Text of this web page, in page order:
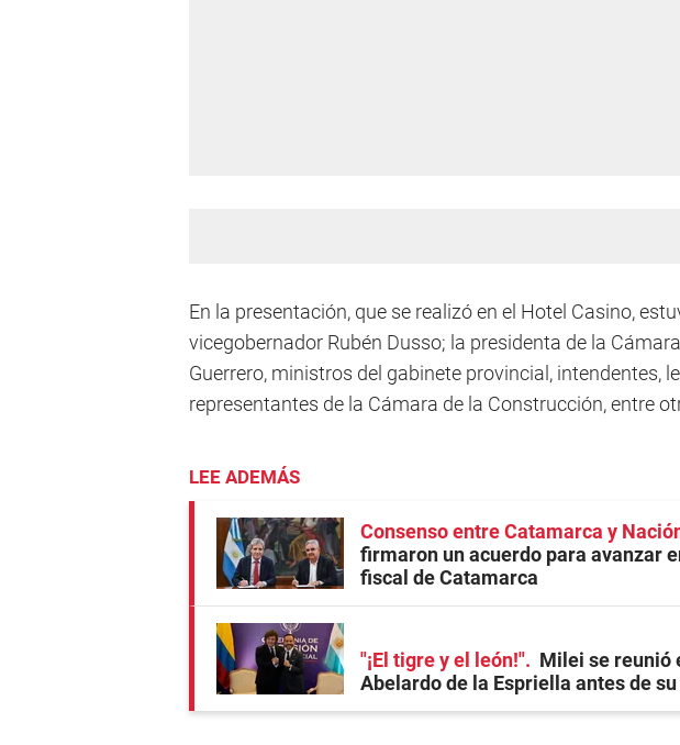
En la presentación, que se realizó en el Hotel Casino,
vicegobernador Rubén Dusso; la presidenta de la
Guerrero, ministros del gabinete provincial, intendentes,
representantes de la Cámara de la Construcción, entre
LEE ADEMÁS
Consenso entre Catamarca y
firmaron un acuerdo para avanzar
fiscal de Catamarca
"¡El tigre y el león!"
Milei se reunió
Abelardo de la Espriella antes de